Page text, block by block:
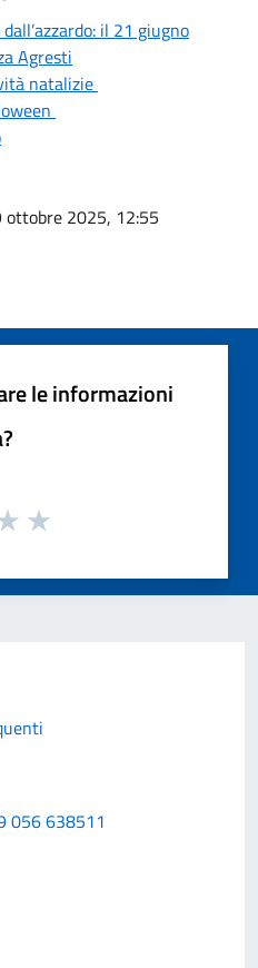
il 21 giugno
Agresti
natalizie
ottobre 2025, 12:55
le informazioni
056 638511